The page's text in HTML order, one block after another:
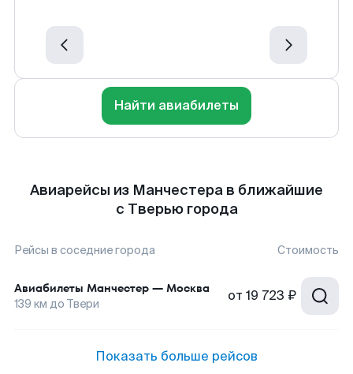
Найти авиабилеты
Авиарейсы из Манчестера в ближайшие
с Тверью города
Рейсы в соседние города Стоимость
Авиабилеты Манчестер — Москва
139 км до Твери от 19 723 ₽
Показать больше рейсов